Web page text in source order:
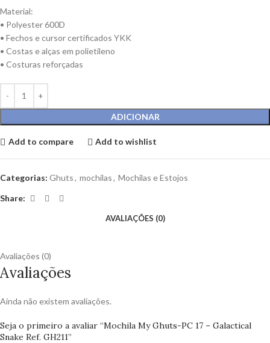
Material:
• Polyester 600D
• Fechos e cursor certificados YKK
• Costas e alças em polietileno
• Costuras reforçadas
ADICIONAR
Add to compare Add to wishlist
Categorias: Ghuts, mochilas, Mochilas e Estojos
Share:
AVALIAÇÕES (0)
Avaliações (0)
Avaliações
Ainda não existem avaliações.
Seja o primeiro a avaliar “Mochila My Ghuts-PC 17 – Galactical
Snake Ref. GH211”